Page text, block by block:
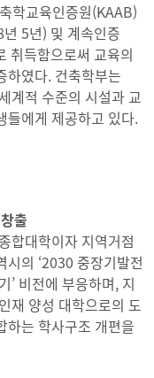
학교육인증원(KAAB)
5년) 및 계속인증
취득함으로써 교육의
하였다. 건축학부는
계적 수준의 시설과 교
들에게 제공하고 있다.
출
합대학이자 지역거점
의 ‘2030 중장기발전
’ 비전에 부응하며, 지
재 양성 대학으로의 도
하는 학사구조 개편을